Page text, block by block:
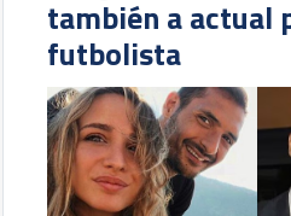
también a actual
futbolista